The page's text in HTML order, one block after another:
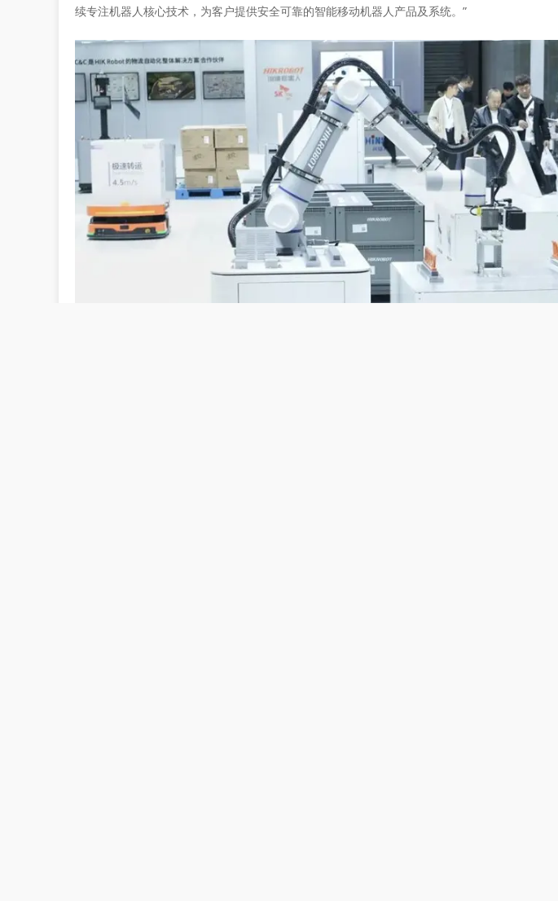
续专注机器人核心技术，为客户提供安全可靠的智能移动机器人产品及系统。”